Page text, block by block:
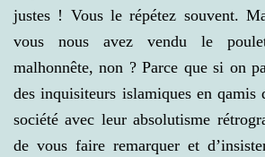
justes ! Vous le répétez souvent.
vous nous avez vendu le
malhonnête, non ? Parce que si on
des inquisiteurs islamiques en qamis
société avec leur absolutisme
de vous faire remarquer et